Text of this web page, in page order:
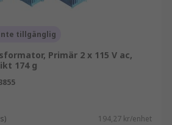
tillgänglig
Primär 2 x 115 V ac,
174 g
194,27 kr/enhet